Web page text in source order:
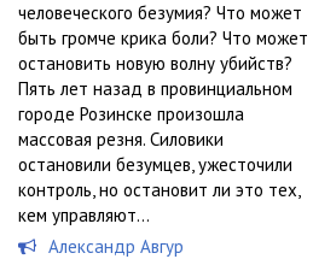
человеческого безумия? Что может
быть громче крика боли? Что может
остановить новую волну убийств?
Пять лет назад в провинциальном
городе Розинске произошла
массовая резня. Силовики
остановили безумцев, ужесточили
контроль, но остановит ли это тех,
кем управляют...
Александр Авгур